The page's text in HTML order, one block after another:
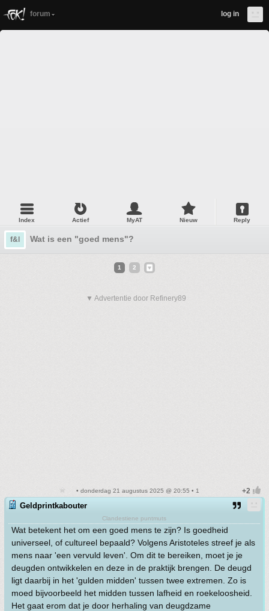
forum log in
Index Actief MyAT Nieuw Reply
f&l Wat is een "goed mens"?
1 2
▼ Advertentie door Refinery89
• donderdag 21 augustus 2025 @ 20:55 • 1
Geldprintkabouter
Clandestiene puntmuts
Wat betekent het om een goed mens te zijn? Is goedheid
universeel, of cultureel bepaald? Volgens Aristoteles streef je als
mens naar 'een vervuld leven'. Om dit te bereiken, moet je je
deugden ontwikkelen en deze in de praktijk brengen. De deugd
ligt daarbij in het 'gulden midden' tussen twee extremen. Zo is
moed bijvoorbeeld het midden tussen lafheid en roekeloosheid.
Het gaat erom dat je door herhaling van deugdzame